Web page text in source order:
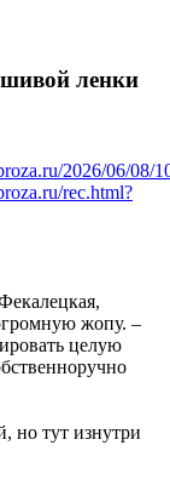
ленки
2026/06/08/
rec.html?
жопу. –
целую
но тут изнутри